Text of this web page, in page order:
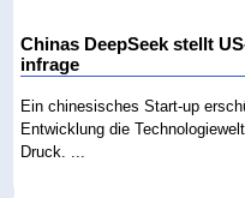
Chinas DeepSeek stellt
infrage
Ein chinesisches Start-up
Entwicklung die
Druck. ...